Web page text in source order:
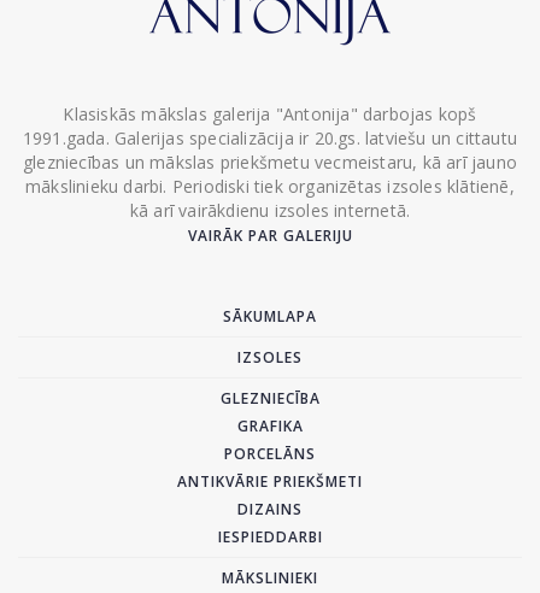
Klasiskās mākslas galerija "Antonija" darbojas kopš
1991.gada. Galerijas specializācija ir 20.gs. latviešu un cittautu
glezniecības un mākslas priekšmetu vecmeistaru, kā arī jauno
mākslinieku darbi. Periodiski tiek organizētas izsoles klātienē,
kā arī vairākdienu izsoles internetā.
VAIRĀK PAR GALERIJU
SĀKUMLAPA
IZSOLES
GLEZNIECĪBA
GRAFIKA
PORCELĀNS
ANTIKVĀRIE PRIEKŠMETI
DIZAINS
IESPIEDDARBI
MĀKSLINIEKI